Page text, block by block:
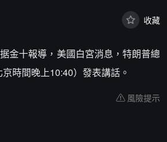
收藏
金十報導，美國白宮消息，特朗普總
時間晚上10:40）發表講話。
風險提示